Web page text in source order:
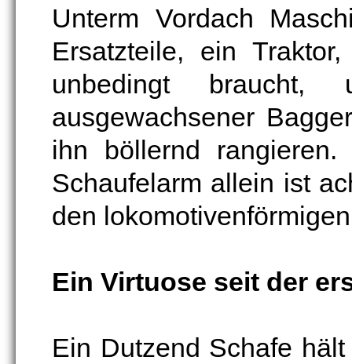
Unterm Vordach
Ersatzteile, ein
unbedingt
ausgewachsener
ihn böllernd
Schaufelarm allein ist
den
Ein Virtuose seit der
Ein Dutzend Schafe